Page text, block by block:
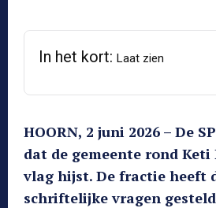
In het kort: Laat zien
HOORN, 2 juni 2026 – De
dat de gemeente rond
vlag hijst. De fractie heeft
schriftelijke vragen